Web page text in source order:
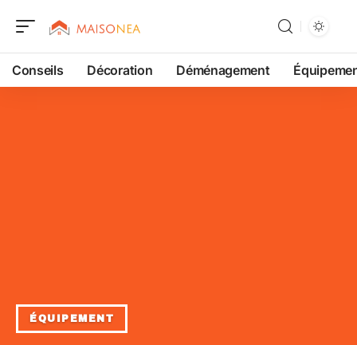
Conseils Décoration Déménagement
ÉQUIPEMENT